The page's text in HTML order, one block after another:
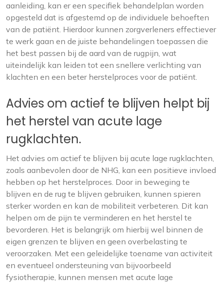
aanleiding, kan er een specifiek behandelplan worden
opgesteld dat is afgestemd op de individuele behoeften
van de patiënt. Hierdoor kunnen zorgverleners effectiever
te werk gaan en de juiste behandelingen toepassen die
het best passen bij de aard van de rugpijn, wat
uiteindelijk kan leiden tot een snellere verlichting van
klachten en een beter herstelproces voor de patiënt.
Advies om actief te blijven helpt bij
het herstel van acute lage
rugklachten.
Het advies om actief te blijven bij acute lage rugklachten,
zoals aanbevolen door de NHG, kan een positieve invloed
hebben op het herstelproces. Door in beweging te
blijven en de rug te blijven gebruiken, kunnen spieren
sterker worden en kan de mobiliteit verbeteren. Dit kan
helpen om de pijn te verminderen en het herstel te
bevorderen. Het is belangrijk om hierbij wel binnen de
eigen grenzen te blijven en geen overbelasting te
veroorzaken. Met een geleidelijke toename van activiteit
en eventueel ondersteuning van bijvoorbeeld
fysiotherapie, kunnen mensen met acute lage